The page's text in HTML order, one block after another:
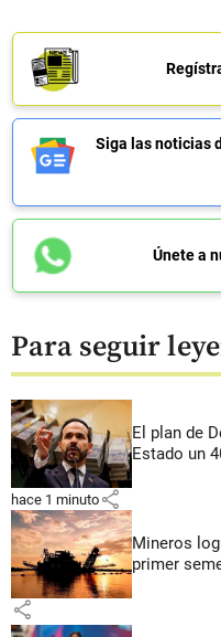
Siga las noticias
Únete a
Para seguir
El plan de
Estado un
hace 1 minuto share
Mineros
primer
share